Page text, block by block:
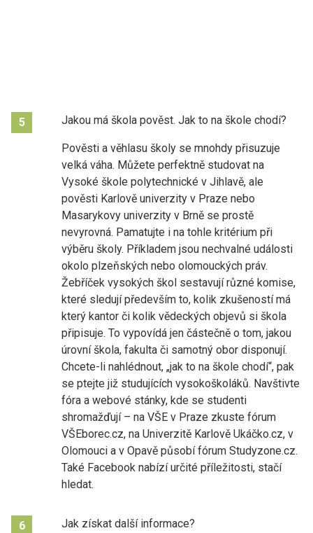
5 Jakou má škola pověst. Jak to na škole chodí?
Pověsti a věhlasu školy se mnohdy přisuzuje
velká váha. Můžete perfektně studovat na
Vysoké škole polytechnické v Jihlavě, ale
pověsti Karlově univerzity v Praze nebo
Masarykovy univerzity v Brně se prostě
nevyrovná. Pamatujte i na tohle kritérium při
výběru školy. Příkladem jsou nechvalné události
okolo plzeňských nebo olomouckých práv.
Žebříček vysokých škol sestavují různé komise,
které sledují především to, kolik zkušeností má
který kantor či kolik vědeckých objevů si škola
připisuje. To vypovídá jen částečně o tom, jakou
úrovní škola, fakulta či samotný obor disponují.
Chcete-li nahlédnout, „jak to na škole chodí“, pak
se ptejte již studujících vysokoškoláků. Navštivte
fóra a webové stánky, kde se studenti
shromažďují – na VŠE v Praze zkuste fórum
VŠEborec.cz, na Univerzitě Karlově Ukáčko.cz, v
Olomouci a v Opavě působí fórum Studyzone.cz.
Také Facebook nabízí určité příležitosti, stačí
hledat.
6 Jak získat další informace?